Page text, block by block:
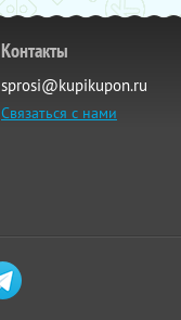
Контакты
sprosi@kupikupon.ru
Связаться с нами